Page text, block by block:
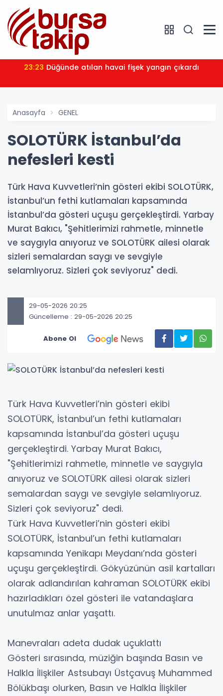
23:23 Düğünde atılan havai fişek yangın çıkardı
Anasayfa GENEL
SOLOTÜRK İstanbul’da
nefesleri kesti
Türk Hava Kuvvetleri’nin gösteri ekibi SOLOTÜRK,
İstanbul’un fethi kutlamaları kapsamında
İstanbul’da gösteri uçuşu gerçekleştirdi. Yarbay
Murat Bakıcı, "Şehitlerimizi rahmetle, minnetle
ve saygıyla anıyoruz ve SOLOTÜRK ailesi olarak
sizleri semalardan saygı ve sevgiyle
selamlıyoruz. Sizleri çok seviyoruz" dedi.
29-05-2026 20:25
Güncelleme : 29-05-2026 20:25
Abone Ol
Türk Hava Kuvvetleri’nin gösteri ekibi
SOLOTÜRK, İstanbul’un fethi kutlamaları
kapsamında İstanbul’da gösteri uçuşu
gerçekleştirdi. Yarbay Murat Bakıcı,
"Şehitlerimizi rahmetle, minnetle ve saygıyla
anıyoruz ve SOLOTÜRK ailesi olarak sizleri
semalardan saygı ve sevgiyle selamlıyoruz.
Sizleri çok seviyoruz" dedi.
Türk Hava Kuvvetleri’nin gösteri ekibi
SOLOTÜRK, İstanbul’un fethi kutlamaları
kapsamında Yenikapı Meydanı’nda gösteri
uçuşu gerçekleştirdi. Gökyüzünün asil kartalları
olarak adlandırılan kahraman SOLOTÜRK ekibi
hazırladıkları özel gösteri ile vatandaşlara
unutulmaz anlar yaşattı.
Manevraları adeta dudak uçuklattı
Gösteri sırasında, müziğin başında Basın ve
Halkla İlişkiler Astsubayı Üstçavuş Muhammed
Bölükbaşı olurken, Basın ve Halkla İlişkiler